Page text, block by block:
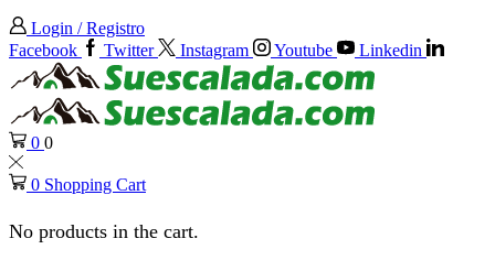
Login / Registro
Facebook
Twitter Instagram Youtube Linkedin
0 0
0 Shopping Cart
No products in the cart.